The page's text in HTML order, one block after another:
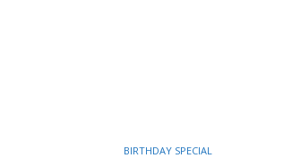
BIRTHDAY SPECIAL